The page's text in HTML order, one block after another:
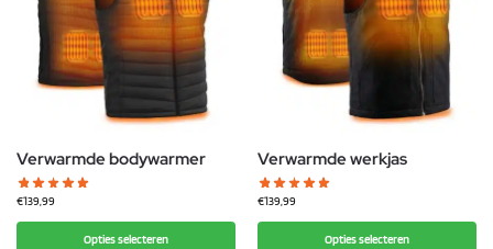
Verwarmde bodywarmer
€139,99
Opties selecteren
Verwarmde werkjas
€139,99
Opties selecteren